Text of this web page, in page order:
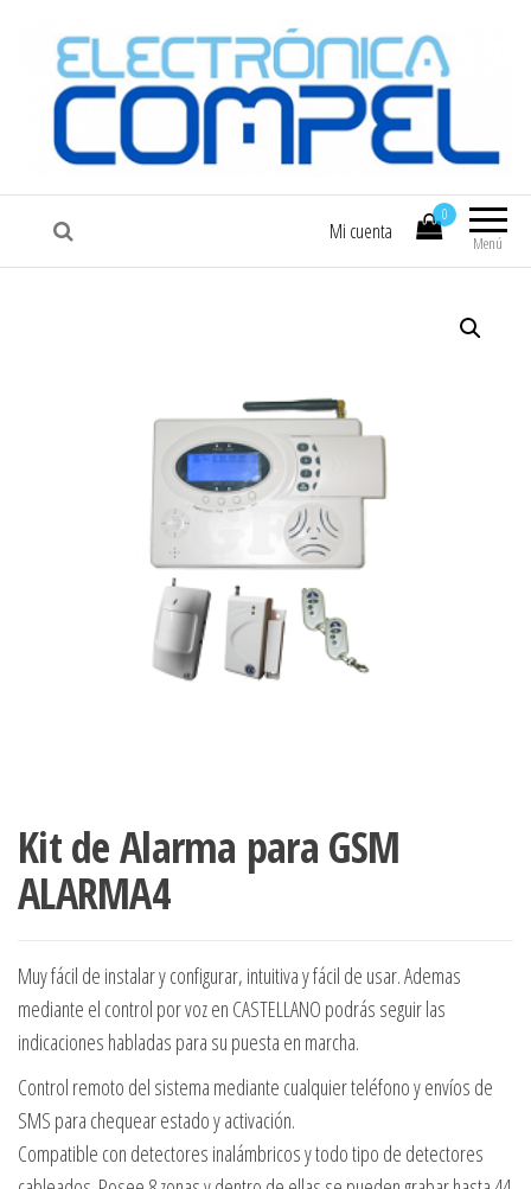
COMPEL Electrónica COMPEL
Menú
0
Mi cuenta
Kit de Alarma para GSM
ALARMA4
Muy fácil de instalar y configurar, intuitiva y fácil de usar. Ademas
mediante el control por voz en CASTELLANO podrás seguir las
indicaciones habladas para su puesta en marcha.
Control remoto del sistema mediante cualquier teléfono y envíos de
SMS para chequear estado y activación.
Compatible con detectores inalámbricos y todo tipo de detectores